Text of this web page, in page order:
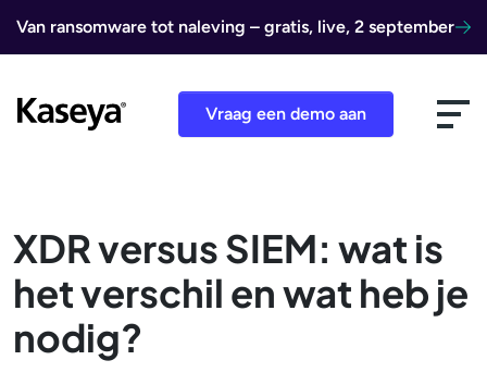
Van ransomware tot naleving – gratis, live, 2 september
Vraag een demo aan
XDR versus SIEM: wat is
het verschil en wat heb je
nodig?